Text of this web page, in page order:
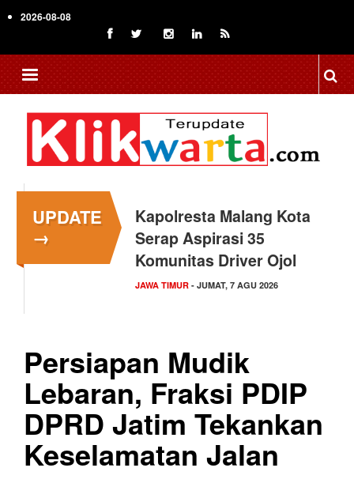
to
content
2026-08-08
UPDATE
→
Kapolresta Malang Kota
Serap Aspirasi 35
Komunitas Driver Ojol
JAWA TIMUR - JUMAT, 7 AGU 2026
Persiapan Mudik
Lebaran, Fraksi PDIP
DPRD Jatim Tekankan
Keselamatan Jalan